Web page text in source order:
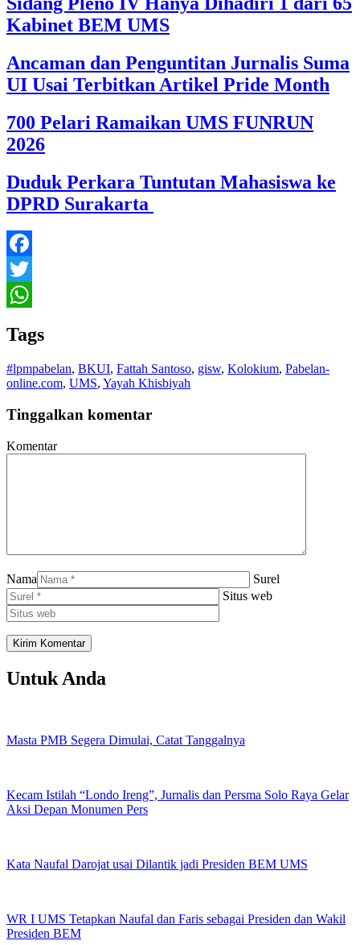
Kabinet BEM UMS
Ancaman dan Penguntitan Jurnalis Suma
UI Usai Terbitkan Artikel Pride Month
700 Pelari Ramaikan UMS FUNRUN
2026
Duduk Perkara Tuntutan Mahasiswa ke
DPRD Surakarta
Facebook
Twitter
Tags
#lpmpabelan, BKUI, Fattah Santoso, gisw, Kolokium, Pabelan-
online.com, UMS, Yayah Khisbiyah
Tinggalkan komentar
Komentar
Nama
Surel
Situs web
Untuk Anda
Masta PMB Segera Dimulai, Catat Tanggalnya
Kecam Istilah “Londo Ireng”, Jurnalis dan Persma Solo Raya Gelar
Aksi Depan Monumen Pers
Kata Naufal Darojat usai Dilantik jadi Presiden BEM UMS
WR I UMS Tetapkan Naufal dan Faris sebagai Presiden dan Wakil
Presiden BEM